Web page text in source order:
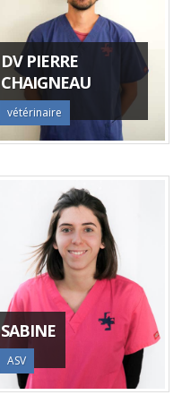
DV PIERRE
CHAIGNEAU
vétérinaire
SABINE
ASV